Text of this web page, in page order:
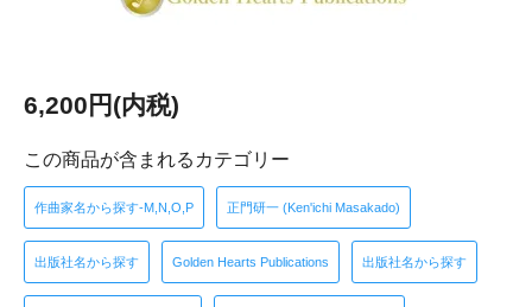
6,200円(内税)
この商品が含まれるカテゴリー
作曲家名から探す-M,N,O,P 正門研一 (Ken'ichi Masakado)
出版社名から探す Golden Hearts Publications 出版社名から探す